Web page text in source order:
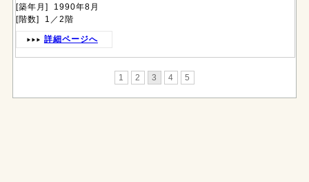
[築年月] 1990年8月
[階数] 1／2階
詳細ページへ
1 2 3 4 5